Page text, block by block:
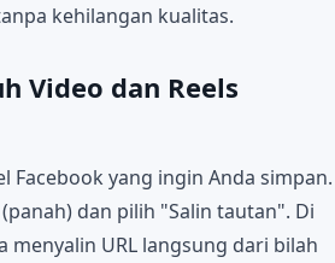
kehilangan kualitas.
Video dan Reels
Facebook yang ingin Anda simpan.
dan pilih "Salin tautan". Di
menyalin URL langsung dari bilah